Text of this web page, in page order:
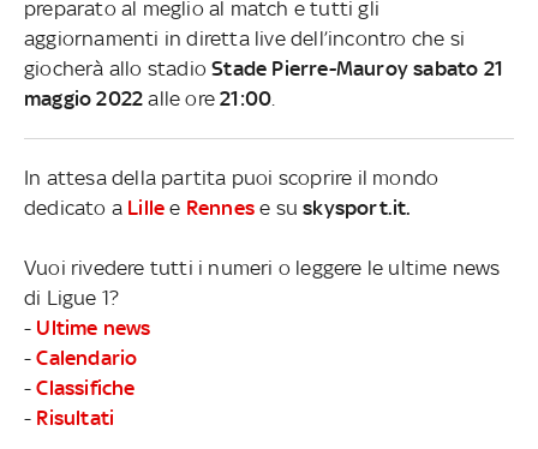
preparato al meglio al match e tutti gli
aggiornamenti in diretta live dell’incontro che si
giocherà allo stadioStade Pierre-Mauroy sabato 21
maggio 2022 alle ore21:00
In attesa della partita puoi scoprire il mondo
dedicato a Lille e Rennes e suskysport.it.
Vuoi rivedere tutti i numeri o leggere le ultime news
di Ligue 1?
- Ultime news
-Calendario
-Classifiche
- Risultati